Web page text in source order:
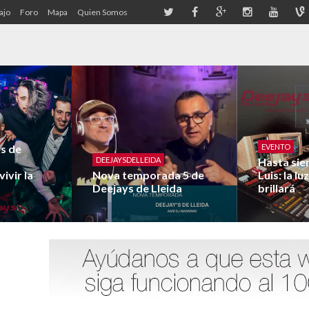
Foro Mapa Quien Somos
de
la
DEEJAYSDELLEIDA
Nova temporada 5 de
Deejays de Lleida
EVENTO
Hasta
Luis: la
brillará